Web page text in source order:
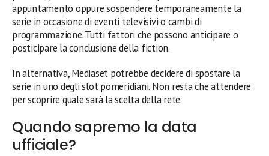
appuntamento oppure sospendere temporaneamente la
serie in occasione di eventi televisivi o cambi di
programmazione. Tutti fattori che possono anticipare o
posticipare la conclusione della fiction.
In alternativa, Mediaset potrebbe decidere di spostare la
serie in uno degli slot pomeridiani. Non resta che attendere
per scoprire quale sarà la scelta della rete.
Quando sapremo la data
ufficiale?